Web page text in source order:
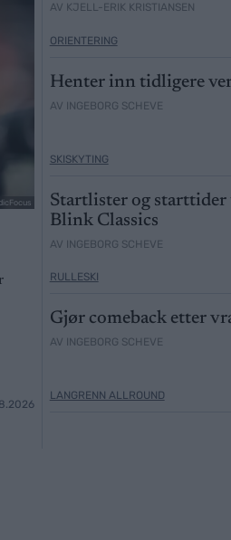
AV KJELL-ERIK KRISTIANSEN
ORIENTERING
Henter inn tidligere
AV INGEBORG SCHEVE
SKISKYTING
Startlister og starttider
Blink Classics
AV INGEBORG SCHEVE
RULLESKI
Gjør comeback etter
AV INGEBORG SCHEVE
LANGRENN ALLROUND